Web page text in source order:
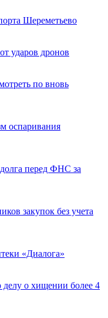
Шереметьево
ударов дронов
по вновь
оспаривания
перед ФНС за
закупок без учета
«Диалога»
о хищении более 4